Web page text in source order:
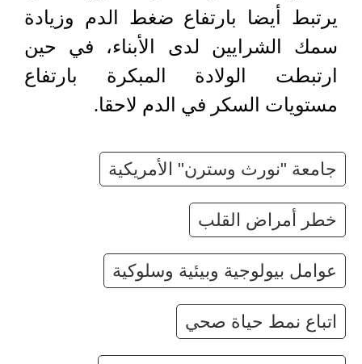
يرتبط أيضا بارتفاع ضغط الدم وزيادة
سمك الشرايين لدى الأبناء، في حين
ارتبطت الولادة المبكرة بارتفاع
مستويات السكر في الدم لاحقا.
جامعة "نورث وسترن" الأمريكية
خطر أمراض القلب
عوامل بيولوجية وبيئية وسلوكية
اتباع نمط حياة صحي